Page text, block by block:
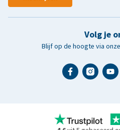
Volg je
Blijf op de hoogte via